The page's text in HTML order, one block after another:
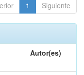
1 Siguiente
Autor(es)